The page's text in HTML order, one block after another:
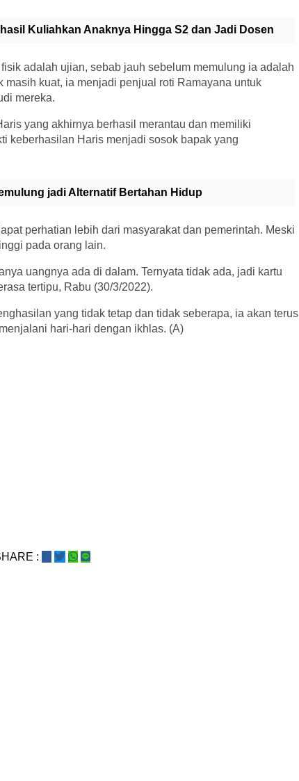
Kuliahkan Anaknya Hingga S2 dan Jadi Dosen
adalah ujian, sebab jauh sebelum memulung ia adalah
kuat, ia menjadi penjual roti Ramayana untuk
mereka.
yang akhirnya berhasil merantau dan memiliki
keberhasilan Haris menjadi sosok bapak yang
jadi Alternatif Bertahan Hidup
perhatian lebih dari masyarakat dan pemerintah. Meski
pada orang lain.
uangnya ada di dalam. Ternyata tidak ada, jadi kartu
tertipu, Rabu (30/3/2022).
yang tidak tetap dan tidak seberapa, ia akan terus
hari-hari dengan ikhlas. (A)
: